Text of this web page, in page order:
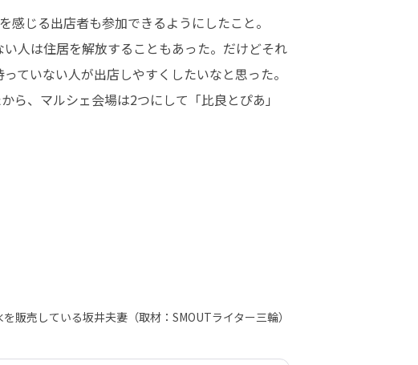
じる出店者も参加できるようにしたこと。
人は住居を解放することもあった。だけどそれ
ていない人が出店しやすくしたいなと思った。
、マルシェ会場は2つにして「比良とぴあ」
販売している坂井夫妻（取材：SMOUTライター三輪）